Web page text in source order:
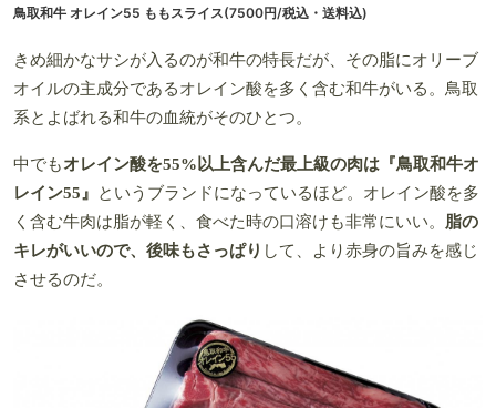
鳥取和牛 オレイン55 ももスライス(7500円/税込・送料込)
きめ細かなサシが入るのが和牛の特長だが、その脂にオリーブ
オイルの主成分であるオレイン酸を多く含む和牛がいる。鳥取
系とよばれる和牛の血統がそのひとつ。
中でもオレイン酸を55%以上含んだ最上級の肉は『鳥取和牛オ
レイン55』
というブランドになっているほど。オレイン酸を多
く含む牛肉は脂が軽く、食べた時の口溶けも非常にいい。 脂の
キレがいいので、後味もさっぱり して、より赤身の旨みを感じ
させるのだ。